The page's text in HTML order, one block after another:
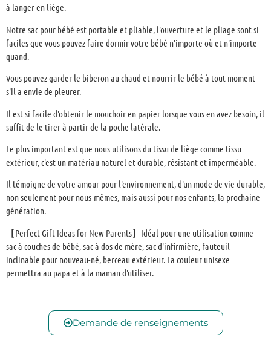
à langer en liège.
Notre sac pour bébé est portable et pliable, l'ouverture et le pliage sont si
faciles que vous pouvez faire dormir votre bébé n'importe où et n'importe
quand.
Vous pouvez garder le biberon au chaud et nourrir le bébé à tout moment
s'il a envie de pleurer.
Il est si facile d'obtenir le mouchoir en papier lorsque vous en avez besoin, il
suffit de le tirer à partir de la poche latérale.
Le plus important est que nous utilisons du tissu de liège comme tissu
extérieur, c'est un matériau naturel et durable, résistant et imperméable.
Il témoigne de votre amour pour l'environnement, d'un mode de vie durable,
non seulement pour nous-mêmes, mais aussi pour nos enfants, la prochaine
génération.
【Perfect Gift Ideas for New Parents】Idéal pour une utilisation comme
sac à couches de bébé, sac à dos de mère, sac d'infirmière, fauteuil
inclinable pour nouveau-né, berceau extérieur. La couleur unisexe
permettra au papa et à la maman d'utiliser.
Demande de renseignements